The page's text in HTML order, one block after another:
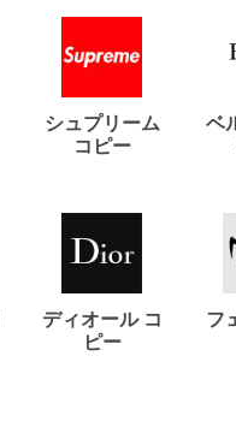
シュプリーム
コピー
ベ
ディオール コ
ピー
フ